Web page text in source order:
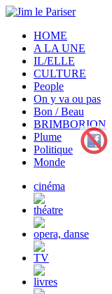
HOME
A LA UNE
IL/ELLE
CULTURE
People
On y va ou pas
Bon / Beau
BRIMBORION
Plume
Politique
Monde
cinéma
théatre
opera, danse
TV
livres